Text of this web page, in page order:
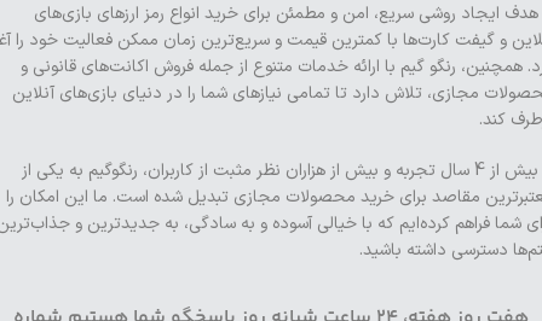
هدف ایجاد روشی سریع، امن و مطمئن برای خرید انواع رمز ارزهای بازی‌های
و گیفت کارت‌ها با کمترین قیمت و سریع‌ترین زمان ممکن فعالیت خود را
همچنین، رنگو گیم با ارائه خدمات متنوع از جمله فروش اکانت‌های قانونی و
مجازی، تلاش دارد تا تمامی نیازهای شما را در دنیای بازی‌های آنلاین
کند.
با بیش از 4 سال تجربه و بیش از هزاران نظر مثبت از کاربران، رنگوگیم به یکی از
مقاصد برای خرید محصولات مجازی تبدیل شده است. ما این امکان را
شما فراهم کرده‌ایم که با خیالی آسوده و به سادگی، به جدیدترین و
دسترسی داشته باشید.